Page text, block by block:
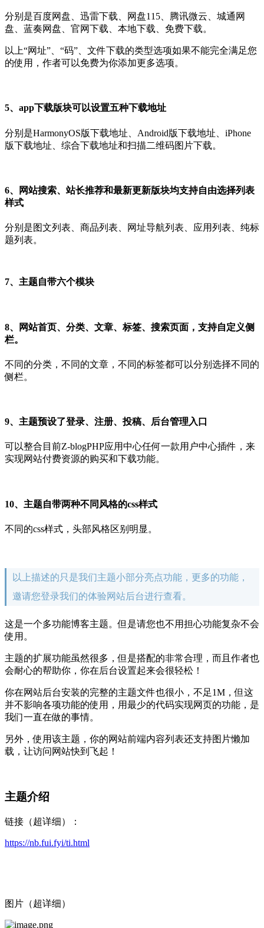
分别是百度网盘、迅雷下载、网盘115、腾讯微云、城通网
盘、蓝奏网盘、官网下载、本地下载、免费下载。
以上“网址”、“码”、文件下载的类型选项如果不能完全满足您
的使用，作者可以免费为你添加更多选项。
5、app下载版块可以设置五种下载地址
分别是HarmonyOS版下载地址、Android版下载地址、iPhone
版下载地址、综合下载地址和扫描二维码图片下载。
6、网站搜索、站长推荐和最新更新版块均支持自由选择列表
样式
分别是图文列表、商品列表、网址导航列表、应用列表、纯标
题列表。
7、主题自带六个模块
8、网站首页、分类、文章、标签、搜索页面，支持自定义侧
栏。
不同的分类，不同的文章，不同的标签都可以分别选择不同的
侧栏。
9、主题预设了登录、注册、投稿、后台管理入口
可以整合目前Z-blogPHP应用中心任何一款用户中心插件，来
实现网站付费资源的购买和下载功能。
10、主题自带两种不同风格的css样式
不同的css样式，头部风格区别明显。
以上描述的只是我们主题小部分亮点功能，更多的功能，
邀请您登录我们的体验网站后台进行查看。
这是一个多功能博客主题。但是请您也不用担心功能复杂不会
使用。
主题的扩展功能虽然很多，但是搭配的非常合理，而且作者也
会耐心的帮助你，你在后台设置起来会很轻松！
你在网站后台安装的完整的主题文件也很小，不足1M，但这
并不影响各项功能的使用，用最少的代码实现网页的功能，是
我们一直在做的事情。
另外，使用该主题，你的网站前端内容列表还支持图片懒加
载，让访问网站快到飞起！
主题介绍
链接（超详细）：
https://nb.fui.fyi/ti.html
图片（超详细）